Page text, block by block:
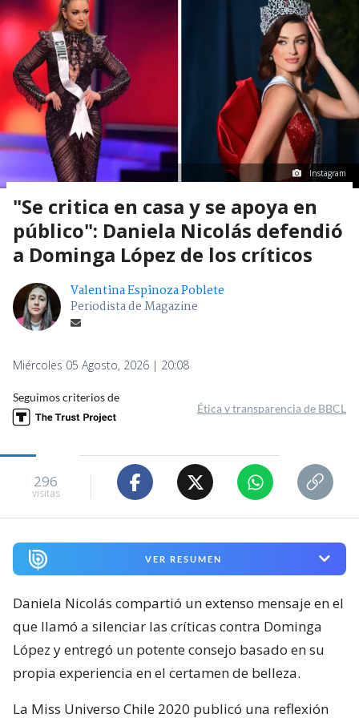
Instagram
"Se critica en casa y se apoya en
público": Daniela Nicolás defendió
a Dominga López de los críticos
Valentina Espinoza Poblete
Periodista de Magazine
Miércoles 05 Agosto, 2026 | 20:08
Seguimos criterios de
Ética y transparencia de BBCL
296
visitas
VER RESUMEN
Daniela Nicolás compartió un extenso mensaje en el
que llamó a silenciar las críticas contra Dominga
López y entregó un potente consejo basado en su
propia experiencia en el certamen de belleza.
La Miss Universo Chile 2020 publicó una reflexión